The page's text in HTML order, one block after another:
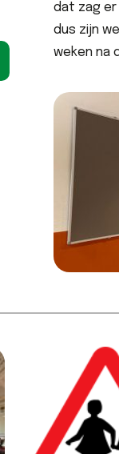
dat zag er
dus zijn
weken na